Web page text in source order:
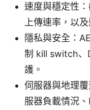
速度與穩定性
上傳速率，以
隱私與安全：
制 kill switch、
護。
伺服器與地理
服器負載情況、